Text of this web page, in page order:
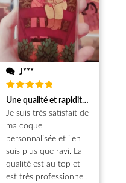
J***
Note5
sur 5
Une qualité et rapidité au top!
Je suis très satisfait de
ma coque
personnalisée et j'en
suis plus que ravi. La
qualité est au top et
est très professionnel.